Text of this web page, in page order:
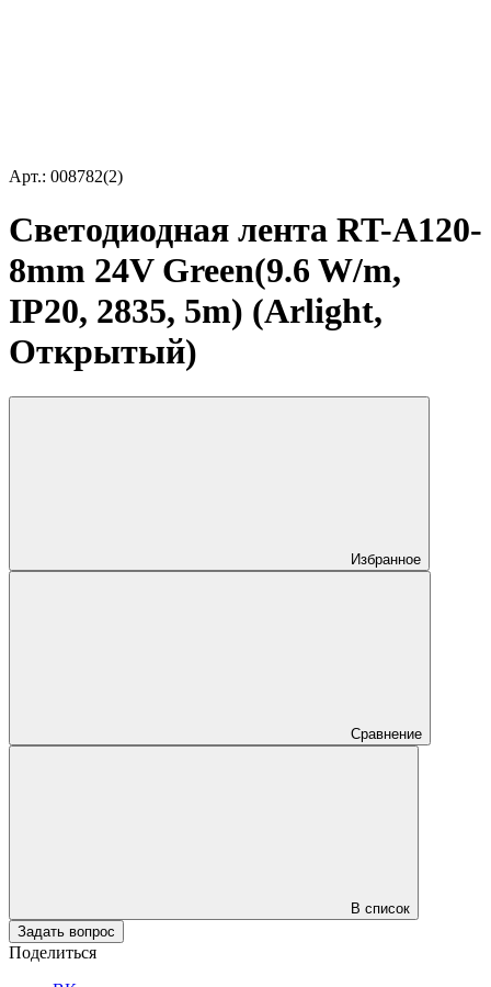
Арт.: 008782(2)
Светодиодная лента RT-A120-
8mm 24V Green(9.6 W/m,
IP20, 2835, 5m) (Arlight,
Открытый)
Избранное
Сравнение
В список
Задать вопрос
Поделиться